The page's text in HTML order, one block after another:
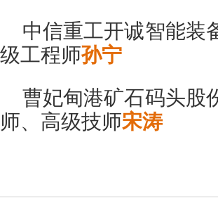
中信重工开诚智能装
级工程师孙宁
曹妃甸港矿石码头股
师、高级技师宋涛